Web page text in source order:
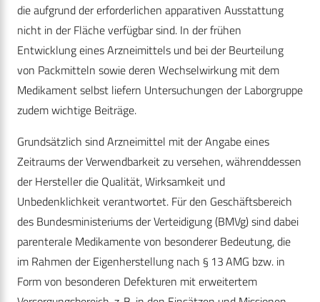
die aufgrund der erforderlichen apparativen Ausstattung
nicht in der Fläche verfügbar sind. In der frühen
Entwicklung eines Arzneimittels und bei der Beurteilung
von Packmitteln sowie deren Wechselwirkung mit dem
Medikament selbst liefern Untersuchungen der Laborgruppe
zudem wichtige Beiträge.
Grundsätzlich sind Arzneimittel mit der Angabe eines
Zeitraums der Verwendbarkeit zu versehen, währenddessen
der Hersteller die Qualität, Wirksamkeit und
Unbedenklichkeit verantwortet. Für den Geschäftsbereich
des Bundesministeriums der Verteidigung (BMVg) sind dabei
parenterale Medikamente von besonderer Bedeutung, die
im Rahmen der Eigenherstellung nach § 13 AMG bzw. in
Form von besonderen Defekturen mit erweitertem